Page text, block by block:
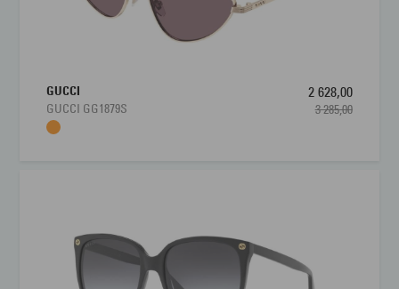
GUCCI
GUCCI GG1879S
2 628,00
3 285,00